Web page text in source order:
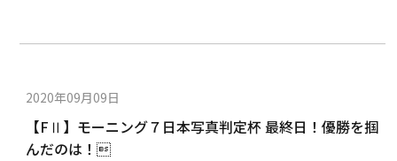
2020年09月09日
【FⅡ】モーニング７日本写真判定杯 最終日！優勝を掴
んだのは！